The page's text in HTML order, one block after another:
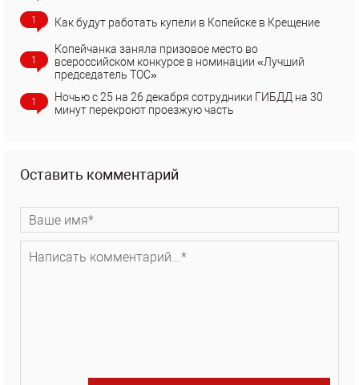
1 Как будут работать купели в Копейске в Крещение
1
Копейчанка заняла призовое место во
всероссийском конкурсе в номинации «Лучший
председатель ТОС»
1
Ночью с 25 на 26 декабря сотрудники ГИБДД на 30
минут перекроют проезжую часть
Оставить комментарий